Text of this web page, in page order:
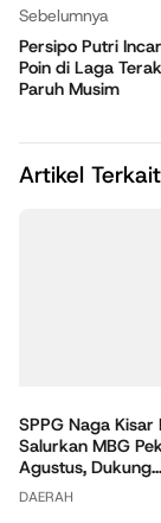
Sebelumnya
Persipo Putri
Poin di Laga
Paruh Musim
Artikel Terkait
SPPG Naga Kisar
Salurkan MBG
Agustus, Dukung...
DAERAH